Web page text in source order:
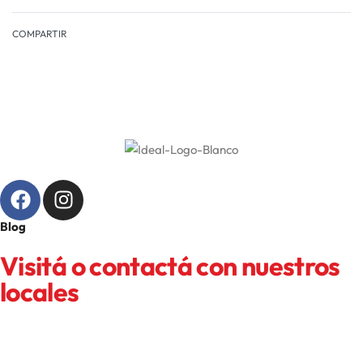
COMPARTIR
Blog
Visitá o contactá con nuestros
locales